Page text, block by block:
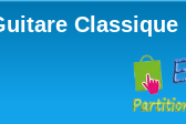
Classique